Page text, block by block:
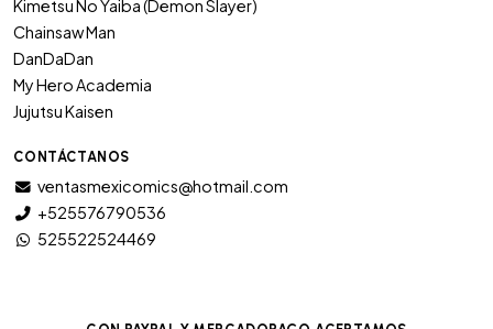
Kimetsu No Yaiba (Demon Slayer)
Chainsaw Man
DanDaDan
My Hero Academia
Jujutsu Kaisen
CONTÁCTANOS
ventasmexicomics@hotmail.com
+525576790536
525522524469